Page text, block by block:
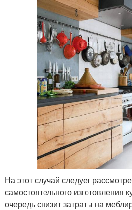
На этот случай следует
самостоятельного изготовления
очередь снизит затраты на